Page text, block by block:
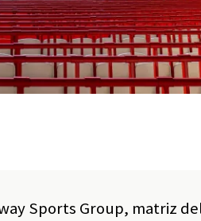
Sports Group, matriz